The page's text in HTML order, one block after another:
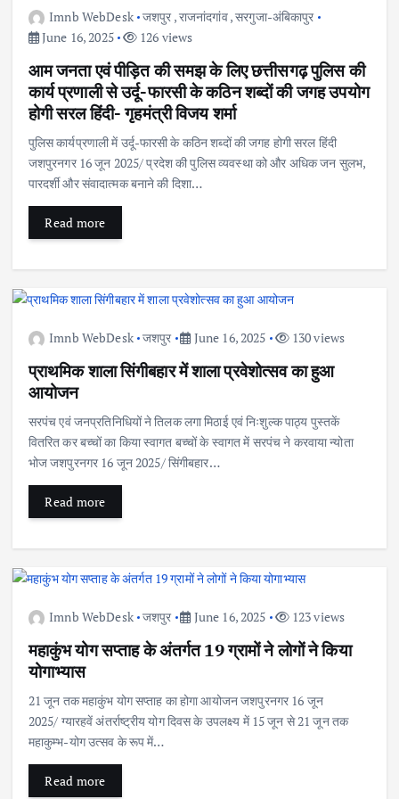
Imnb WebDesk जशपुर ,राजनांदगांव,सरगुजा-अंबिकापुर
June 16, 2025
126 views
आम जनता एवं पीड़ित की समझ के लिए छत्तीसगढ़ पुलिस की
कार्य प्रणाली से उर्दू-फारसी के कठिन शब्दों की जगह उपयोग
होगी सरल हिंदी- गृहमंत्री विजय शर्मा
पुलिस कार्यप्रणाली में उर्दू-फारसी के कठिन शब्दों की जगह होगी सरल हिंदी
जशपुरनगर 16 जून 2025/ प्रदेश की पुलिस व्यवस्था को और अधिक जन सुलभ,
पारदर्शी और संवादात्मक बनाने की दिशा…
Read more
Imnb WebDesk जशपुर June 16, 2025 130 views
प्राथमिक शाला सिंगीबहार में शाला प्रवेशोत्सव का हुआ
आयोजन
सरपंच एवं जनप्रतिनिधियों ने तिलक लगा मिठाई एवं निःशुल्क पाठ्य पुस्तकें
वितरित कर बच्चों का किया स्वागत बच्चों के स्वागत में सरपंच ने करवाया न्योता
भोज जशपुरनगर 16 जून 2025/ सिंगीबहार…
Read more
Imnb WebDesk जशपुर June 16, 2025 123 views
महाकुंभ योग सप्ताह के अंतर्गत 19 ग्रामों ने लोगों ने किया
योगाभ्यास
21 जून तक महाकुंभ योग सप्ताह का होगा आयोजन जशपुरनगर 16 जून
2025/ ग्यारहवें अंतर्राष्ट्रीय योग दिवस के उपलक्ष्य में 15 जून से 21 जून तक
महाकुम्भ-योग उत्सव के रूप में…
Read more